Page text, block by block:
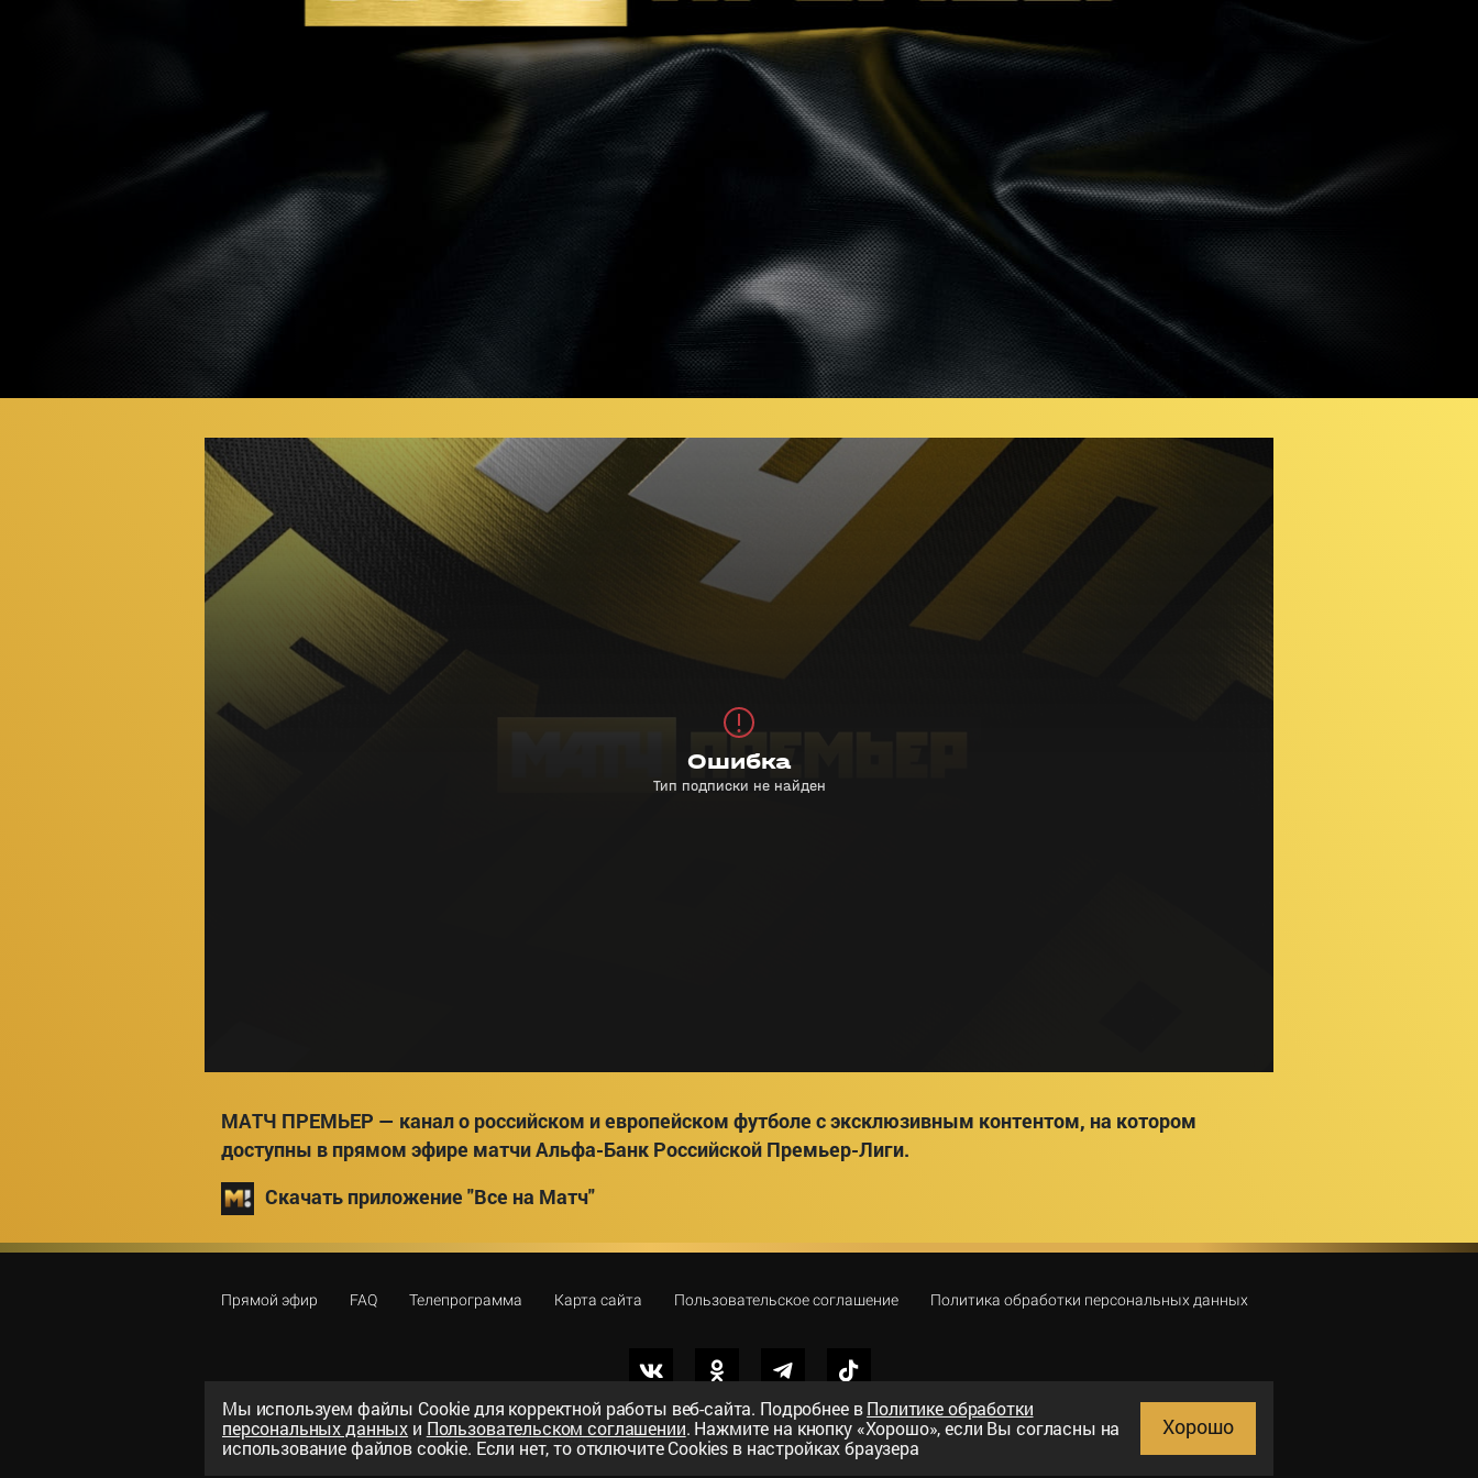
МАТЧ ПРЕМЬЕР — канал о российском и европейском футболе с эксклюзивным контентом, на котором
доступны в прямом эфире матчи Альфа-Банк Российской Премьер-Лиги.
Скачать приложение "Все на Матч"
Прямой эфир FAQ Телепрограмма Карта сайта Пользовательское соглашение Политика обработки персональных данных
©2026«ООО «Национальный спортивный телеканал» Поиск
Мы используем файлы Сookie для корректной работы веб-сайта. Подробнее вПолитике обработки
персональных данных и Пользовательском соглашении. Нажмите на кнопку «Хорошо», если Вы согласны на
использование файлов cookie. Если нет, то отключите Cookies в настройках браузера
Хорошо